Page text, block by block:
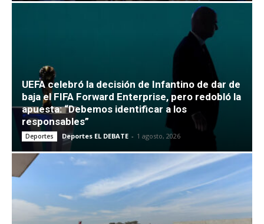
UEFA celebró la decisión de Infantino de dar de
baja el FIFA Forward Enterprise, pero redobló la
apuesta: “Debemos identificar a los
responsables”
Deportes Deportes EL DEBATE - 1 agosto, 2026